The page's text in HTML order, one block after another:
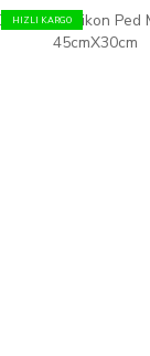
HIZLI KARGO